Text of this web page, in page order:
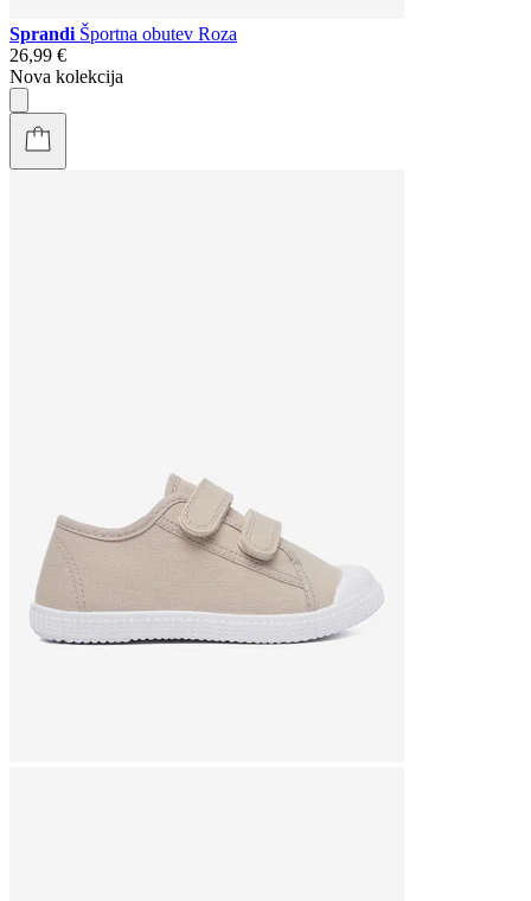
Sprandi Športna obutev Roza
26,99 €
Nova kolekcija